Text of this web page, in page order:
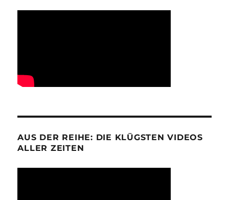
AUS DER REIHE: DIE KLÜGSTEN VIDEOS
ALLER ZEITEN